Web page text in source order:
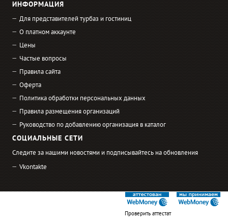
ИНФОРМАЦИЯ
Для представителей турбаз и гостиниц
О платном аккаунте
Цены
Частые вопросы
Правила сайта
Оферта
Политика обработки персональных данных
Правила размещения организаций
Руководство по добавлению организация в каталог
СОЦИАЛЬНЫЕ СЕТИ
Следите за нашими новостями и подписывайтесь на обновления
Vkontakte
Проверить аттестат